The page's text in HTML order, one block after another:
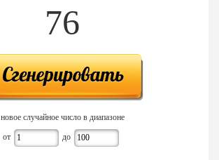
76
новое случайное число в диапазоне
от до